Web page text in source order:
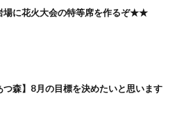
場に花火大会の特等席を作るぞ★★
つ森】8月の目標を決めたいと思います